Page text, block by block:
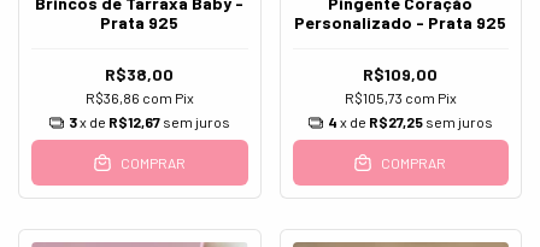
Prata 925
R$38,00
R$36,86 com Pix
3x de R$12,67 sem juros
COMPRAR
Personalizado - Prata 925
R$109,00
R$105,73 com Pix
4 x de R$27,25 sem juros
COMPRAR